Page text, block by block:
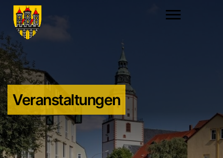
Veranstaltungen